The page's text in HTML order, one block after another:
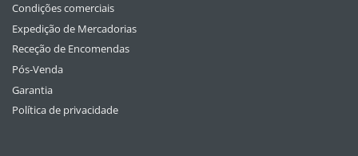
Condições comerciais
Expedição de Mercadorias
Receção de Encomendas
Pós-Venda
Garantia
Política de privacidade